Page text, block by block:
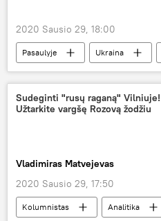
2020 Sausio 29, 18:00
Pasaulyje Ukraina
dujos
Ukrainos "Naftogaz"
Sudeginti "rusų raganą" Vilniuje!
Užtarkite vargšę Rozovą žodžiu
Vladimiras Matvejevas
2020 Sausio 29, 17:50
Kolumnistas Analitika